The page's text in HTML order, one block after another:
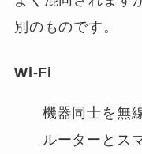
別のものです。
Wi-Fi
機器同士を無
ルーターとス